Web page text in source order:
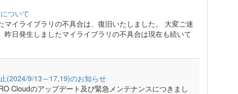
ついて
マイライブラリの不具合は、復旧いたしました。 大変ご迷
日発生しましたマイライブラリの不具合は現在も続いて
(2024/9/13～17,19)のお知らせ
Cloudのアップデート及び緊急メンテナンスにつきまし